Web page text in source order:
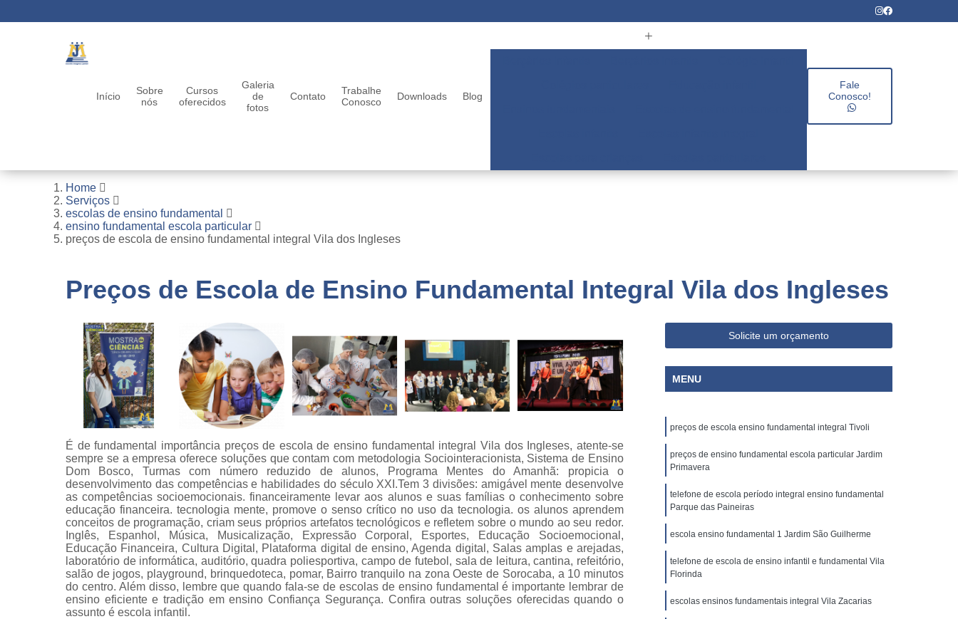
Início
Sobre
nós
Cursos
oferecidos
Galeria
de
fotos
Contato
Trabalhe
Conosco
Downloads Blog
Fale
Conosco!
Home
Serviços
escolas de ensino fundamental
ensino fundamental escola particular
preços de escola de ensino fundamental integral Vila dos Ingleses
Preços de Escola de Ensino Fundamental Integral Vila dos Ingleses
É de fundamental importância preços de escola de ensino fundamental integral Vila dos Ingleses, atente-se
sempre se a empresa oferece soluções que contam com metodologia Sociointeracionista, Sistema de Ensino
Dom Bosco, Turmas com número reduzido de alunos, Programa Mentes do Amanhã: propicia o
desenvolvimento das competências e habilidades do século XXI.Tem 3 divisões: amigável mente desenvolve
as competências socioemocionais. financeiramente levar aos alunos e suas famílias o conhecimento sobre
educação financeira. tecnologia mente, promove o senso crítico no uso da tecnologia. os alunos aprendem
conceitos de programação, criam seus próprios artefatos tecnológicos e refletem sobre o mundo ao seu redor.
Inglês, Espanhol, Música, Musicalização, Expressão Corporal, Esportes, Educação Socioemocional,
Educação Financeira, Cultura Digital, Plataforma digital de ensino, Agenda digital, Salas amplas e arejadas,
laboratório de informática, auditório, quadra poliesportiva, campo de futebol, sala de leitura, cantina, refeitório,
salão de jogos, playground, brinquedoteca, pomar, Bairro tranquilo na zona Oeste de Sorocaba, a 10 minutos
do centro. Além disso, lembre que quando fala-se de escolas de ensino fundamental é importante lembrar de
ensino eficiente e tradição em ensino Confiança Segurança. Confira outras soluções oferecidas quando o
assunto é escola infantil.
Solicite um orçamento
MENU
preços de escola ensino fundamental integral Tivoli
preços de ensino fundamental escola particular Jardim
Primavera
telefone de escola período integral ensino fundamental
Parque das Paineiras
escola ensino fundamental 1 Jardim São Guilherme
telefone de escola de ensino infantil e fundamental Vila
Florinda
escolas ensinos fundamentais integral Vila Zacarias